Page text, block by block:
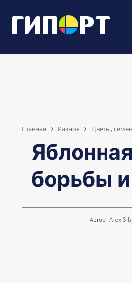
Главная Разное Цветы,
борьбы
Автор: Alex